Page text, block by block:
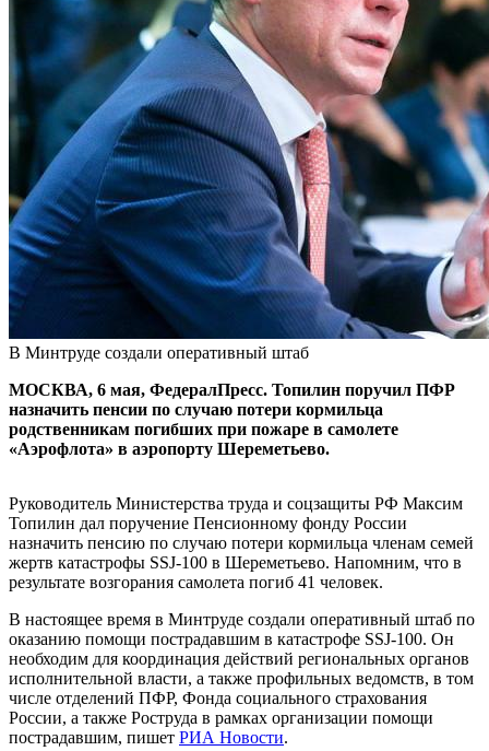
В Минтруде создали оперативный штаб
МОСКВА, 6 мая, ФедералПресс. Топилин поручил ПФР
назначить пенсии по случаю потери кормильца
родственникам погибших при пожаре в самолете
«Аэрофлота» в аэропорту Шереметьево.
Руководитель Министерства труда и соцзащиты РФ Максим
Топилин дал поручение Пенсионному фонду России
назначить пенсию по случаю потери кормильца членам семей
жертв катастрофы SSJ-100 в Шереметьево. Напомним, что в
результате возгорания самолета погиб 41 человек.
В настоящее время в Минтруде создали оперативный штаб по
оказанию помощи пострадавшим в катастрофе SSJ-100. Он
необходим для координация действий региональных органов
исполнительной власти, а также профильных ведомств, в том
числе отделений ПФР, Фонда социального страхования
России, а также Роструда в рамках организации помощи
пострадавшим, пишет РИА Новости.